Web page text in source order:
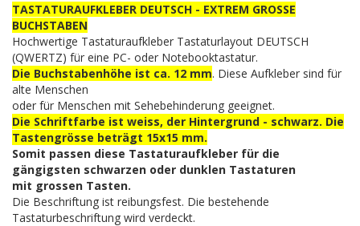
TASTATURAUFKLEBER DEUTSCH - EXTREM GROSSE
BUCHSTABEN
Hochwertige Tastaturaufkleber Tastaturlayout DEUTSCH
(QWERTZ) für eine PC- oder Notebooktastatur.
Die Buchstabenhöhe ist ca. 12 mm. Diese Aufkleber sind für
alte Menschen
oder für Menschen mit Sehebehinderung geeignet.
Die Schriftfarbe ist weiss, der Hintergrund - schwarz. Die
Tastengrösse beträgt 15x15 mm.
Somit passen diese Tastaturaufkleber für die
gängigsten schwarzen oder dunklen Tastaturen
mit grossen Tasten.
Die Beschriftung ist reibungsfest. Die bestehende
Tastaturbeschriftung wird verdeckt.